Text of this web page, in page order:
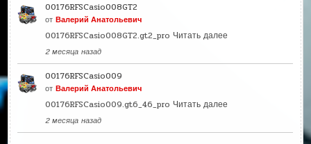
00176RFSCasio008GT2
отВалерий Анатольевич
00176RFSCasio008GT2.gt2_pro Читать далее
2 месяца назад
00176RFSCasio009
отВалерий Анатольевич
00176RFSCasio009.gt6_46_pro Читать далее
2 месяца назад